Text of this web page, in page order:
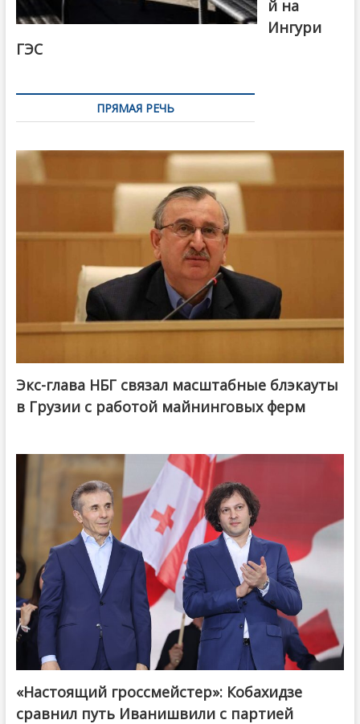
й на
Ингури
ГЭС
ПРЯМАЯ РЕЧЬ
Экс-глава НБГ связал масштабные блэкауты
в Грузии с работой майнинговых ферм
@ქართული ოცნება / Georgian Dream
«Настоящий гроссмейстер»: Кобахидзе
сравнил путь Иванишвили с партией